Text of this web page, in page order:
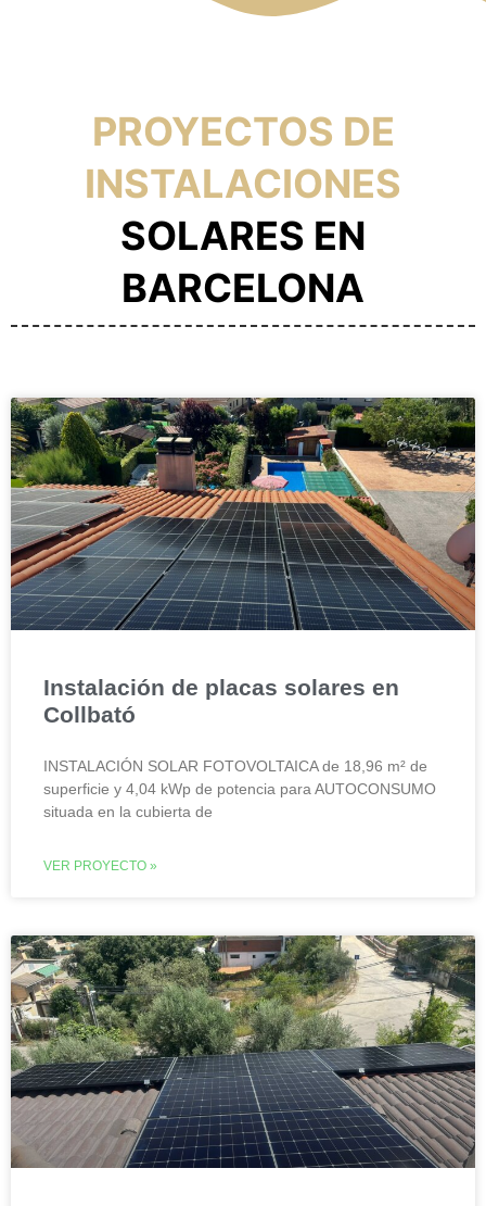
PROYECTOS DE
INSTALACIONES
SOLARES EN
BARCELONA
Instalación de placas solares en
Collbató
INSTALACIÓN SOLAR FOTOVOLTAICA de 18,96 m² de
superficie y 4,04 kWp de potencia para AUTOCONSUMO
situada en la cubierta de
VER PROYECTO »